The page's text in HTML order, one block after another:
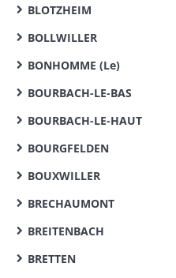
BLOTZHEIM
BOLLWILLER
BONHOMME (Le)
BOURBACH-LE-BAS
BOURBACH-LE-HAUT
BOURGFELDEN
BOUXWILLER
BRECHAUMONT
BREITENBACH
BRETTEN